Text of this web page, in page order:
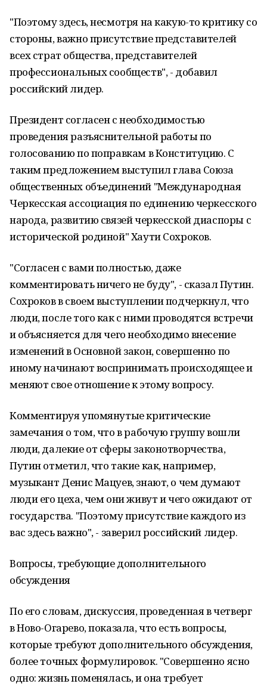
"Поэтому здесь, несмотря на какую-то критику со
стороны, важно присутствие представителей
всех страт общества, представителей
профессиональных сообществ", - добавил
российский лидер.
Президент согласен с необходимостью
проведения разъяснительной работы по
голосованию по поправкам в Конституцию. С
таким предложением выступил глава Союза
общественных объединений "Международная
Черкесская ассоциация по единению черкесского
народа, развитию связей черкесской диаспоры с
исторической родиной" Хаути Сохроков.
"Согласен с вами полностью, даже
комментировать ничего не буду", - сказал Путин.
Сохроков в своем выступлении подчеркнул, что
люди, после того как с ними проводятся встречи
и объясняется для чего необходимо внесение
изменений в Основной закон, совершенно по
иному начинают воспринимать происходящее и
меняют свое отношение к этому вопросу.
Комментируя упомянутые критические
замечания о том, что в рабочую группу вошли
люди, далекие от сферы законотворчества,
Путин отметил, что такие как, например,
музыкант Денис Мацуев, знают, о чем думают
люди его цеха, чем они живут и чего ожидают от
государства. "Поэтому присутствие каждого из
вас здесь важно", - заверил российский лидер.
Вопросы, требующие дополнительного
обсуждения
По его словам, дискуссия, проведенная в четверг
в Ново-Огарево, показала, что есть вопросы,
которые требуют дополнительного обсуждения,
более точных формулировок. "Совершенно ясно
одно: жизнь поменялась, и она требует